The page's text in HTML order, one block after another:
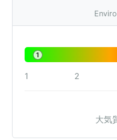
1
1 2
大気